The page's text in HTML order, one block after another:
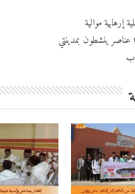
إرهابية موالية
لـ”داعش” من 07 عناصر ينشطون بمدينتي